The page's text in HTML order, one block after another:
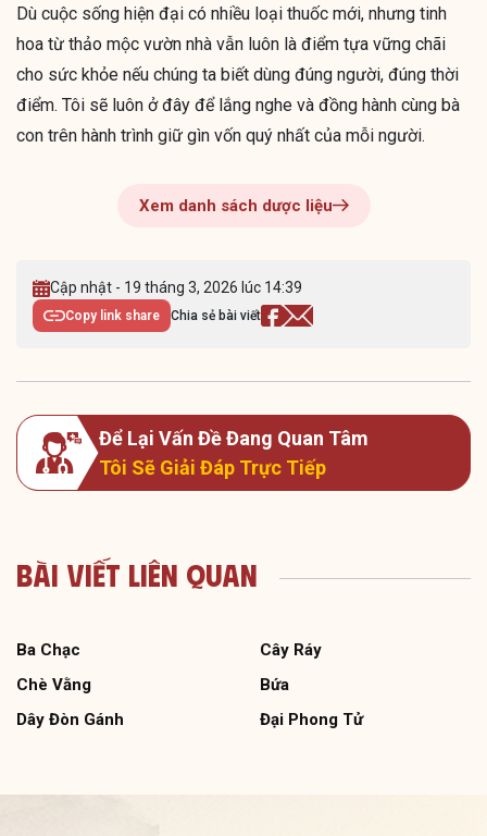
Dù cuộc sống hiện đại có nhiều loại thuốc mới, nhưng tinh
hoa từ thảo mộc vườn nhà vẫn luôn là điểm tựa vững chãi
cho sức khỏe nếu chúng ta biết dùng đúng người, đúng thời
điểm. Tôi sẽ luôn ở đây để lắng nghe và đồng hành cùng bà
con trên hành trình giữ gìn vốn quý nhất của mỗi người.
Xem danh sách dược liệu
Cập nhật - 19 tháng 3, 2026 lúc 14:39
Copy link share Chia sẻ bài viết
Để Lại Vấn Đề Đang Quan Tâm
Tôi Sẽ Giải Đáp Trực Tiếp
Bài Viết Liên Quan
Ba Chạc
Cây Ráy
Chè Vằng
Bứa
Dây Đòn Gánh
Đại Phong Tử